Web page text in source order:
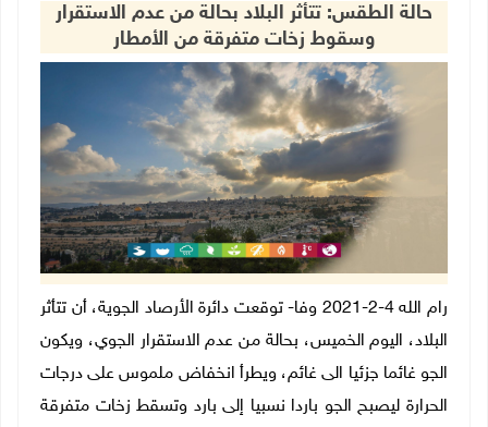
حالة الطقس: تتأثر البلاد بحالة من عدم الاستقرار
وسقوط زخات متفرقة من الأمطار
رام الله 4-2-2021 وفا- توقعت دائرة الأرصاد الجوية، أن تتأثر
البلاد، اليوم الخميس، بحالة من عدم الاستقرار الجوي، ويكون
الجو غائما جزئيا الى غائم، ويطرأ انخفاض ملموس على درجات
الحرارة ليصبح الجو باردا نسبيا إلى بارد وتسقط زخات متفرقة